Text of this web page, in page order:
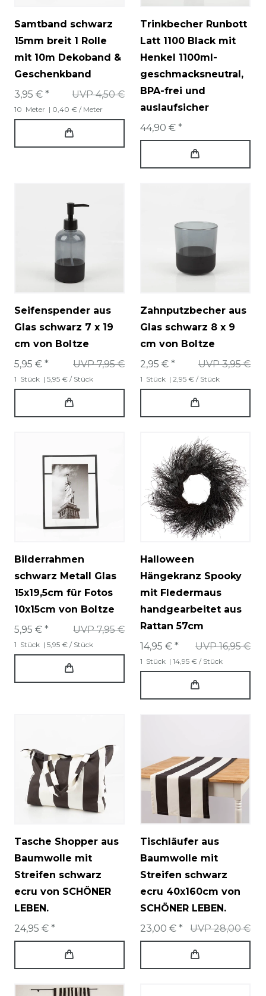
Samtband schwarz
15mm breit 1 Rolle
mit 10m Dekoband &
Geschenkband
UVP 4,50 €
3,95 € *
10 Meter | 0,40 € / Meter
Trinkbecher Runbott
Latt 1100 Black mit
Henkel 1100ml-
geschmacksneutral,
BPA-frei und
auslaufsicher
44,90 € *
Seifenspender aus
Glas schwarz 7 x 19
cm von Boltze
UVP 7,95 €
5,95 € *
1 Stück | 5,95 € / Stück
Zahnputzbecher aus
Glas schwarz 8 x 9
cm von Boltze
UVP 3,95 €
2,95 € *
1 Stück | 2,95 € / Stück
Bilderrahmen
schwarz Metall Glas
15x19,5cm für Fotos
10x15cm von Boltze
UVP 7,95 €
5,95 € *
1 Stück | 5,95 € / Stück
Halloween
Hängekranz Spooky
mit Fledermaus
handgearbeitet aus
Rattan 57cm
UVP 16,95 €
14,95 € *
1 Stück | 14,95 € / Stück
Tasche Shopper aus
Baumwolle mit
Streifen schwarz
ecru von SCHÖNER
LEBEN.
24,95 € *
Tischläufer aus
Baumwolle mit
Streifen schwarz
ecru 40x160cm von
SCHÖNER LEBEN.
UVP 28,00 €
23,00 € *